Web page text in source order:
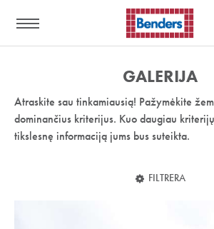
nuoroda:
GALERIJA
Atraskite sau tinkamiausią! Pažymėkite
dominančius kriterijus. Kuo daugiau
tikslesnę informaciją jums bus suteikta.
FILTRERA